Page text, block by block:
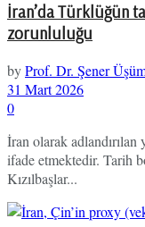
İran’da Türklüğün
zorunluluğu
byProf. Dr. Şener
31 Mart 2026
0
İran olarak
ifade etmektedir. Tarih
Kızılbaşlar...